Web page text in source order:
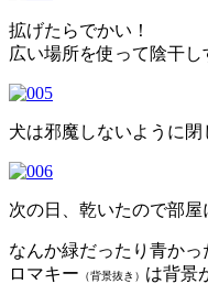
拡げたらでかい！
広い場所を使って陰干し
犬は邪魔しないように閉
次の日、乾いたので部屋
なんか緑だったり青か
ロマキー （背景抜き） は背景